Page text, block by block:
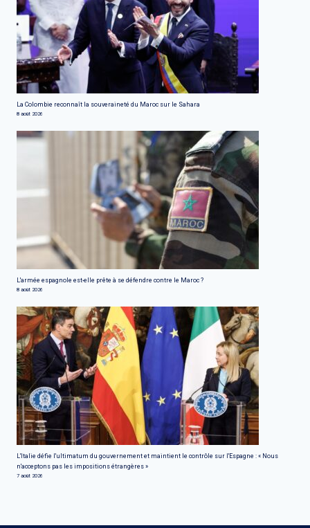
La Colombie reconnaît la souveraineté du Maroc sur le Sahara
8 août 2026
L'armée espagnole est-elle prête à se défendre contre le Maroc ?
8 août 2026
L'Italie défie l'ultimatum du gouvernement et maintient le contrôle sur l'Espagne : « Nous
n'acceptons pas les impositions étrangères »
7 août 2026